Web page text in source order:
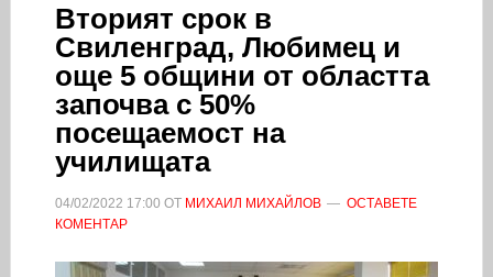
Вторият срок в
Свиленград, Любимец и
още 5 общини от областта
започва с 50%
посещаемост на
училищата
04/02/2022 17:00 ОТ МИХАИЛ МИХАЙЛОВ
ОСТАВЕТЕ
КОМЕНТАР